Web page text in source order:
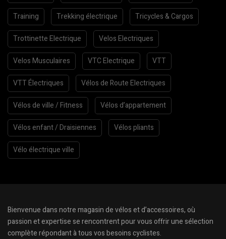
Training Trekking électrique Tricycles & Cargos
Trottinette Electrique Velos Electriques
Velos Musculaires VTC Electrique VTT
VTT Électriques Vélos de Route Electriques
Vélos de ville / Fitness Vélos d’appartement
Vélos enfant / Draisiennes Vélos pliants
Vélo électrique ville
Bienvenue dans notre magasin de vélos et d’accessoires, où
passion et expertise se rencontrent pour vous offrir une sélection
complète répondant à tous vos besoins cyclistes.